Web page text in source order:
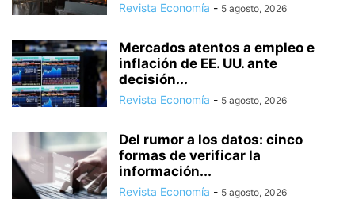
Revista Economía - 5 agosto, 2026
Mercados atentos a empleo e
inflación de EE. UU. ante
decisión...
Revista Economía - 5 agosto, 2026
Del rumor a los datos: cinco
formas de verificar la
información...
Revista Economía - 5 agosto, 2026